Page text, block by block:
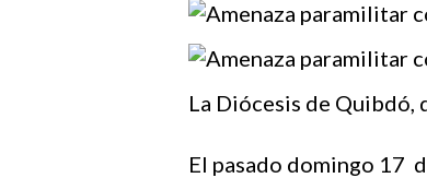
La Diócesis de Quibdó,
El pasado domingo 17